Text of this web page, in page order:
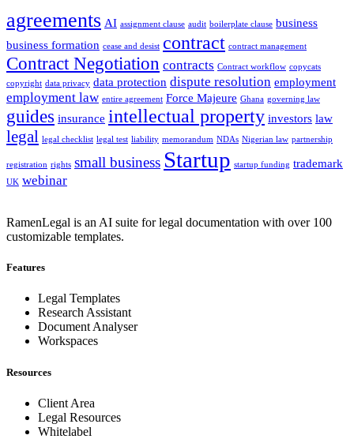
agreements AI assignment clause audit boilerplate clause business
business formation cease and desist contract contract management
Contract Negotiation contracts Contract workflow copycats
copyright data privacy data protection dispute resolution employment
employment law entire agreement Force Majeure Ghana governing law
guides insurance intellectual property investors law
legal legal checklist legal test liability memorandum NDAs Nigerian law partnership
registration rights small business Startup startup funding trademark
UK webinar
RamenLegal is an AI suite for legal documentation with over 100
customizable templates.
Features
Legal Templates
Research Assistant
Document Analyser
Workspaces
Resources
Client Area
Legal Resources
Whitelabel